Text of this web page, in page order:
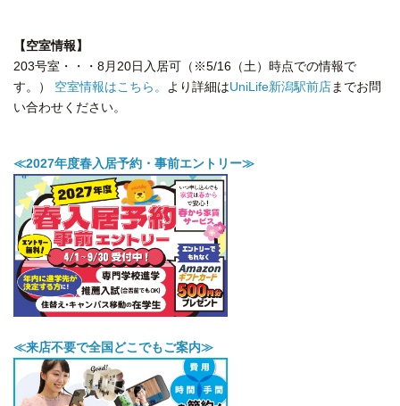
【空室情報】
203号室・・・8月20日入居可（※5/16（土）時点での情報で
す。） 空室情報はこちら。 より詳細はUniLife新潟駅前店までお問
い合わせください。
≪2027年度春入居予約・事前エントリー≫
≪来店不要で全国どこでもご案内≫